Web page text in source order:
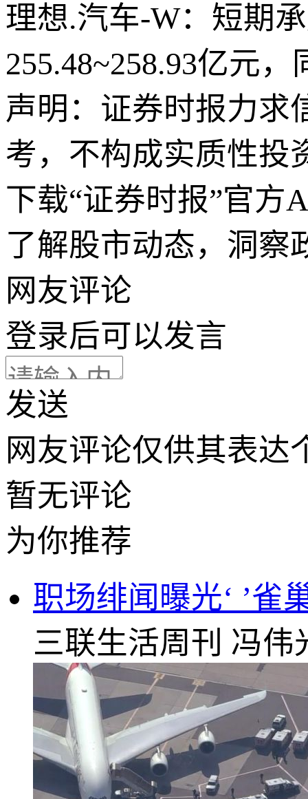
理想.汽车-W：短期
255.48~258.93亿元，
声明：证券时报力求
考，不构成实质性投
下载“证券时报”官方
了解股市动态，洞察
网友评论
登录后可以发言
发送
网友评论仅供其表达
暂无评论
为你推荐
职场绯闻曝光‘ ’雀
三联生活周刊 冯伟